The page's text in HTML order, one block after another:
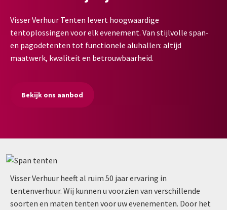
Visser Verhuur Tenten levert hoogwaardige
tentoplossingen voor elk evenement. Van stijlvolle span-
en pagodetenten tot functionele aluhallen: altijd
maatwerk, kwaliteit en betrouwbaarheid.
Bekijk ons aanbod
Visser Verhuur heeft al ruim 50 jaar ervaring in
tentenverhuur. Wij kunnen u voorzien van verschillende
soorten en maten tenten voor uw evenementen. Door het